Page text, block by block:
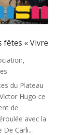
fêtes « Vivre
,
du Plateau
Hugo ce
de
avec la
Carli...